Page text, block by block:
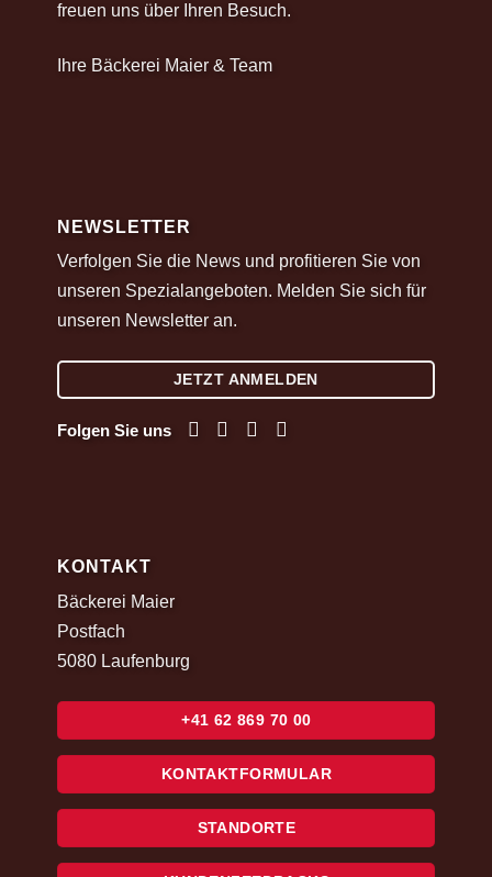
freuen uns über Ihren Besuch.
Ihre Bäckerei Maier & Team
NEWSLETTER
Verfolgen Sie die News und profitieren Sie von
unseren Spezialangeboten. Melden Sie sich für
unseren Newsletter an.
JETZT ANMELDEN
Folgen Sie uns
KONTAKT
Bäckerei Maier
Postfach
5080 Laufenburg
+41 62 869 70 00
KONTAKTFORMULAR
STANDORTE